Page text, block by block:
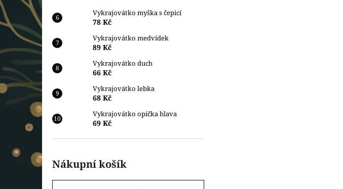
Vykrajovátko myška s čepicí
78 Kč
Vykrajovátko medvídek
89 Kč
Vykrajovátko duch
66 Kč
Vykrajovátko lebka
68 Kč
Vykrajovátko opička hlava
69 Kč
Nákupní košík